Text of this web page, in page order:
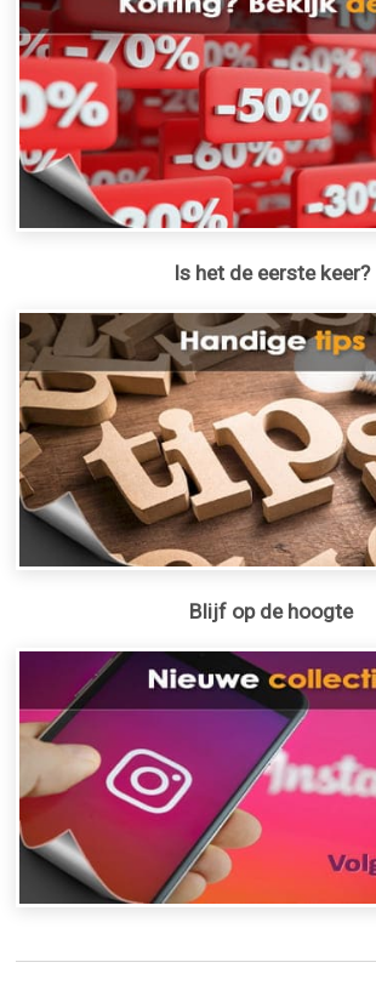
Is het de eerste keer?
Blijf op de hoogte